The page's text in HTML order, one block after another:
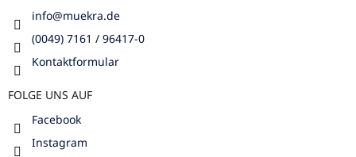
info@muekra.de
(0049) 7161 / 96417-0
Kontaktformular
FOLGE UNS AUF
Facebook
Instagram